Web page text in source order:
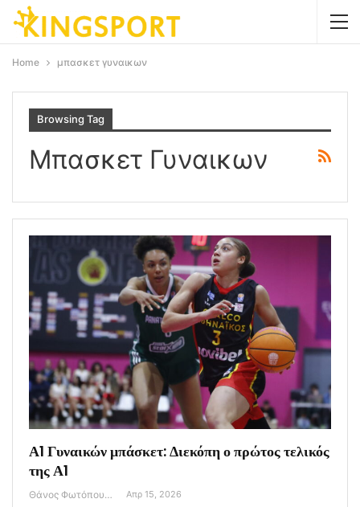
Home μπασκετ γυναικων
Browsing Tag
Μπασκετ Γυναικων
Α1 Γυναικών μπάσκετ: Διεκόπη ο πρώτος τελικός
της Α1
Θάνος Φωτόπουλος Απρ 15, 2026